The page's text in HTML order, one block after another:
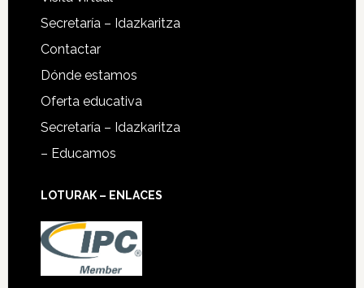
Secretaría – Idazkaritza
Contactar
Dónde estamos
Oferta educativa
Secretaría – Idazkaritza
– Educamos
LOTURAK – ENLACES